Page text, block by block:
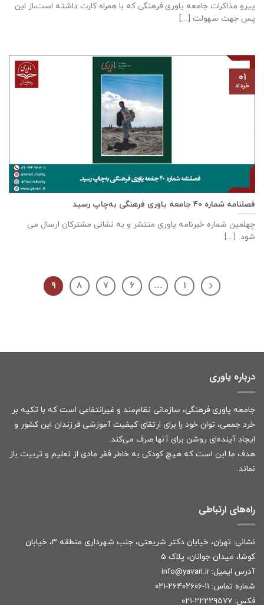
پیرو مذاکرات جامعه ياوری فرهنگی که با همراه کارت داشته است،از این
پس جهت سهولت [...]
فصلنامه شماره ۴۰ جامعه یاوری فرهنگی به‌چاپ رسید
چهلمین شماره خبرنامه یاوری منتشر و به نشانی مشترکان ارسال می
شود. [...]
۰۱
خرداد
۱ … ۶ ۷ ۸ ۹
درباره یاوری
جامعه یاوری فرهنگی، سازمانی نظام‌مند و غیرانتفاعی است که با تکیه بر
خرد جمعی، توان خود را برای ارتقای کیفیت آموزشی فرزندان این کشور و
ایجاد آینده‌ای روشن برای آنها صرف می‌کند.
هدف ما این است که هیچ کودکی به خاطر فقر مادی از تعلیم و تربیت باز
نماند.
راه‌های ارتباطی
نشانی: تهران، خیابان دکتر شریعتی، جنب شهرداری منطقه ۳، خیابان
کوشا، میدان جوانان، پلاک ۵
آدرس ایمیل: info@yavari.ir
شماره تماس: ۱۱-۲۶۴۰۲۶۰۶-۰۲۱
فکس: ۲۲۲۲۹۵۷۷-۰۲۱